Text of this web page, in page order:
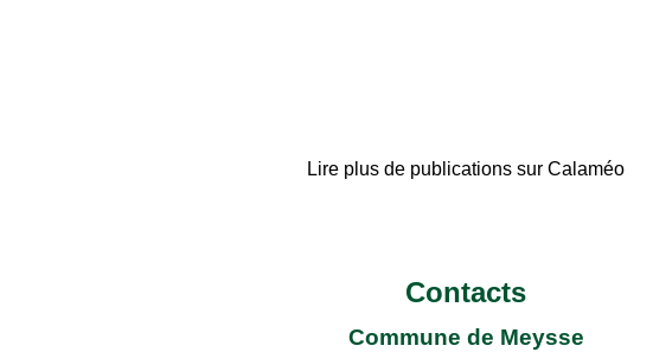
Lire plus de publications sur Calaméo
Contacts
Commune de Meysse